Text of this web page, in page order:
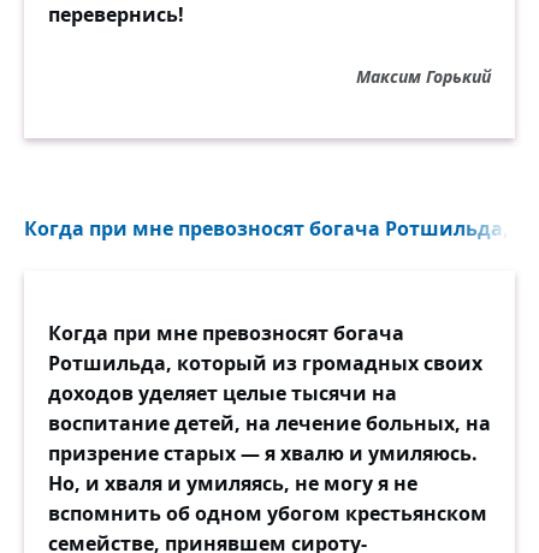
перевернись!
Максим Горький
Когда при мне превозносят богача Ротшильда,
Когда при мне превозносят богача
Ротшильда, который из громадных своих
доходов уделяет целые тысячи на
воспитание детей, на лечение больных, на
призрение старых — я хвалю и умиляюсь.
Но, и хваля и умиляясь, не могу я не
вспомнить об одном убогом крестьянском
семействе, принявшем сироту-